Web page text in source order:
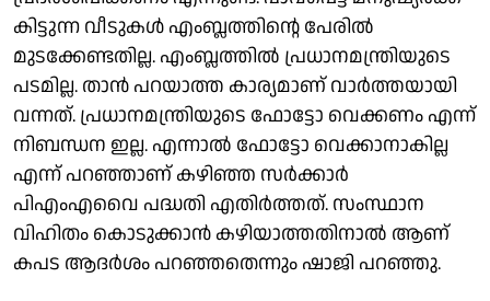
കിട്ടുന്ന വീടുകൾ എംബ്ലത്തിന്റെ പേരിൽ
മുടക്കേണ്ടതില്ല. എംബ്ലത്തിൽ പ്രധാനമന്ത്രിയുടെ
പടമില്ല. താൻ പറയാത്ത കാര്യമാണ് വാർത്തയായി
വന്നത്. പ്രധാനമന്ത്രിയുടെ ഫോട്ടോ വെക്കണം എന്ന്
നിബന്ധന ഇല്ല. എന്നാൽ ഫോട്ടോ വെക്കാനാകില്ല
എന്ന് പറഞ്ഞാണ് കഴിഞ്ഞ സർക്കാർ
പിഎംഎവൈ പദ്ധതി എതിർത്തത്. സംസ്ഥാന
വിഹിതം കൊടുക്കാൻ കഴിയാത്തതിനാൽ ആണ്
കപട ആദർശം പറഞ്ഞതെന്നും ഷാജി പറഞ്ഞു.